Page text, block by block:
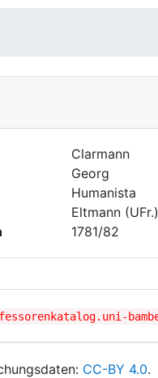
Clarmann
Georg
Humanista
Eltmann (UFr.)
1781/82
CC-BY 4.0.